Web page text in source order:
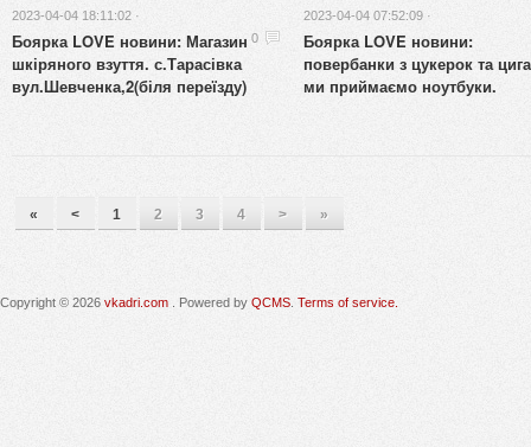
2023-04-04 18:11:02 ·
0
Боярка LOVE новини: Магазин
шкіряного взуття. с.Тарасівка
вул.Шевченка,2(біля переїзду)
2023-04-04 07:52:09 ·
Боярка LOVE новини:
повербанки з цукерок та
ми приймаємо ноутбуки.
« < 1 2 3 4 > »
Copyright © 2026 vkadri.com . Powered by QCMS Terms of service.